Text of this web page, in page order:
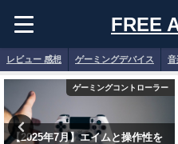
FREE
レビュー 感想 ゲーミングデバイス 音
ゲーミングコントローラー
【2025年7月】エイムと操作性を